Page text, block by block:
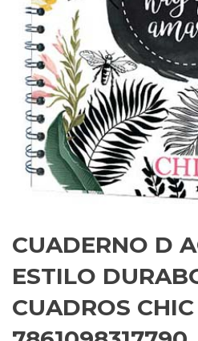
CUADERNO D
ESTILO
CUADROS CHIC